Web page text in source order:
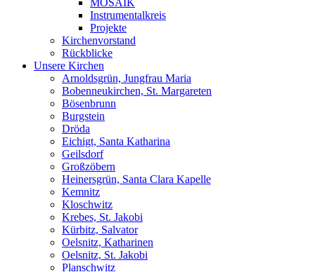
MOSAIK
Instrumentalkreis
Projekte
Kirchenvorstand
Rückblicke
Unsere Kirchen
Arnoldsgrün, Jungfrau Maria
Bobenneukirchen, St. Margareten
Bösenbrunn
Burgstein
Dröda
Eichigt, Santa Katharina
Geilsdorf
Großzöbern
Heinersgrün, Santa Clara Kapelle
Kemnitz
Kloschwitz
Krebes, St. Jakobi
Kürbitz, Salvator
Oelsnitz, Katharinen
Oelsnitz, St. Jakobi
Planschwitz